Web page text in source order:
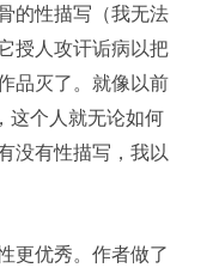
的性描写（我无法
授人攻讦诟病以把
品灭了。就像以前
这个人就无论如何
没有性描写，我以
更优秀。作者做了